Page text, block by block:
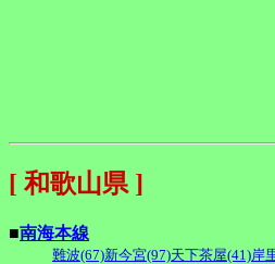
[ 和歌山県 ]
■南海本線
難波(67)新今宮(97)天下茶屋(41)岸